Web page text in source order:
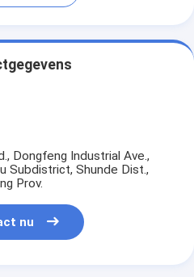
Dongfeng Industrial Ave.,
Subdistrict, Shunde Dist.,
Prov.
nu